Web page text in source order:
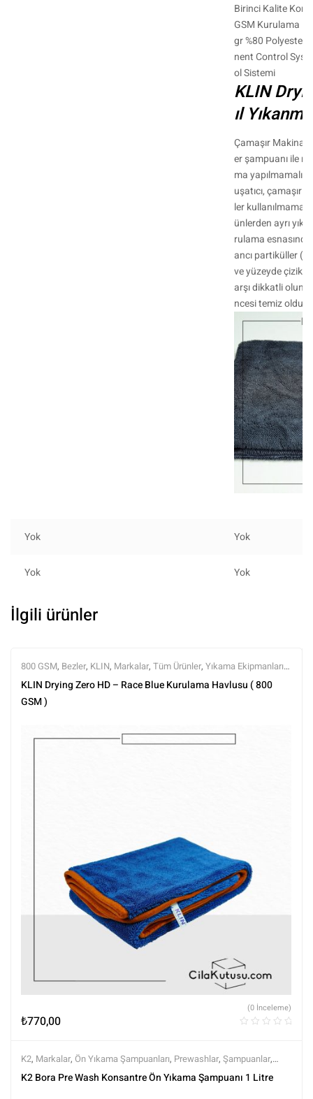
Birinci Kalite
GSM Kurulama
gr %80 Polyester,
nent Control
ol Sistemi
KLIN
ıl
Çamaşır
er şampuanı ile
ma yapılmamalı.
uşatıcı, çamaşır
ler
ünlerden ayrı
rulama
ancı partiküller
ve yüzeyde çizik
arşı dikkatli olun
ncesi temiz
Yok Yok
Yok Yok
İlgili ürünler
800 GSM, Bezler, KLIN, Markalar, Tüm Ürünler, Yıkama Ekipmanları,
Yıkama Ürünleri
KLIN Drying Zero HD – Race Blue Kurulama Havlusu ( 800
GSM )
₺770,00
(0 İnceleme)
K2, Markalar, Ön Yıkama Şampuanları, Prewashlar, Şampuanlar,
Tüm Ürünler,Tüm Ürünler,Yıkama Ürünleri
K2 Bora Pre Wash Konsantre Ön Yıkama Şampuanı 1 Litre